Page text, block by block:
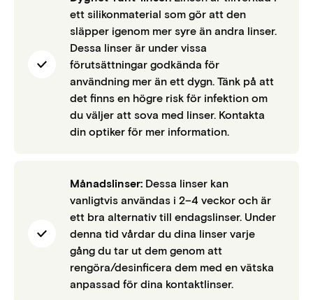
ett silikonmaterial som gör att den
släpper igenom mer syre än andra linser.
Dessa linser är under vissa
förutsättningar godkända för
användning mer än ett dygn. Tänk på att
det finns en högre risk för infektion om
du väljer att sova med linser. Kontakta
din optiker för mer information.
Månadslinser: Dessa linser kan
vanligtvis användas i 2–4 veckor och är
ett bra alternativ till endagslinser. Under
denna tid vårdar du dina linser varje
gång du tar ut dem genom att
rengöra/desinficera dem med en vätska
anpassad för dina kontaktlinser.